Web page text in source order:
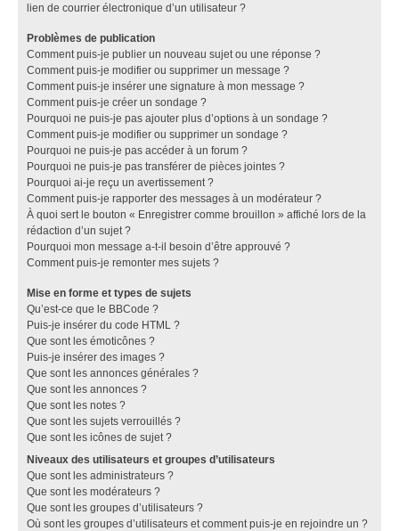
lien de courrier électronique d’un utilisateur ?
Problèmes de publication
Comment puis-je publier un nouveau sujet ou une réponse ?
Comment puis-je modifier ou supprimer un message ?
Comment puis-je insérer une signature à mon message ?
Comment puis-je créer un sondage ?
Pourquoi ne puis-je pas ajouter plus d’options à un sondage ?
Comment puis-je modifier ou supprimer un sondage ?
Pourquoi ne puis-je pas accéder à un forum ?
Pourquoi ne puis-je pas transférer de pièces jointes ?
Pourquoi ai-je reçu un avertissement ?
Comment puis-je rapporter des messages à un modérateur ?
À quoi sert le bouton « Enregistrer comme brouillon » affiché lors de la
rédaction d’un sujet ?
Pourquoi mon message a-t-il besoin d’être approuvé ?
Comment puis-je remonter mes sujets ?
Mise en forme et types de sujets
Qu’est-ce que le BBCode ?
Puis-je insérer du code HTML ?
Que sont les émoticônes ?
Puis-je insérer des images ?
Que sont les annonces générales ?
Que sont les annonces ?
Que sont les notes ?
Que sont les sujets verrouillés ?
Que sont les icônes de sujet ?
Niveaux des utilisateurs et groupes d’utilisateurs
Que sont les administrateurs ?
Que sont les modérateurs ?
Que sont les groupes d’utilisateurs ?
Où sont les groupes d’utilisateurs et comment puis-je en rejoindre un ?